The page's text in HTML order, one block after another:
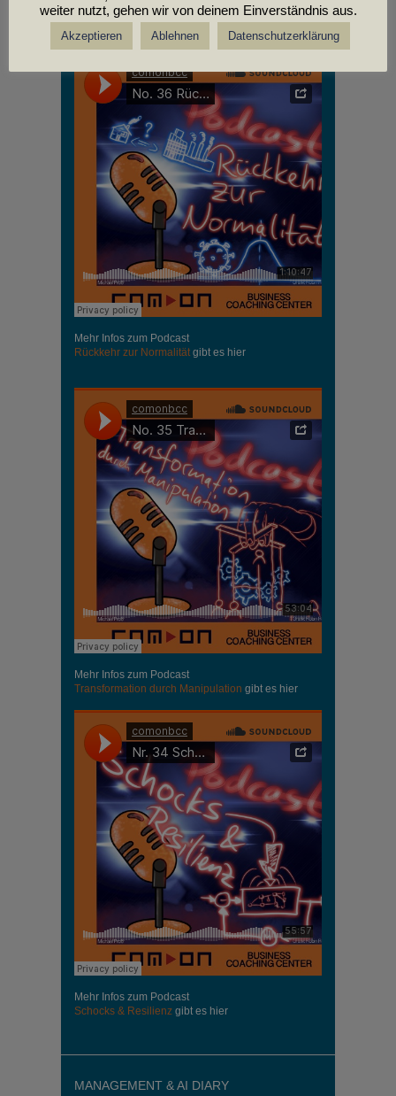
PODCASTS
Mehr Infos zum Podcast
Rückkehr zur Normalitätgibt es hier
Mehr Infos zum Podcast
Transformation durch Manipulation gibt es hier
Mehr Infos zum Podcast
Schocks & Resilienz gibt es hier
MANAGEMENT & AI DIARY
weiter nutzt, gehen wir von deinem Einverständnis aus.
Akzeptieren Ablehnen Datenschutzerklärung